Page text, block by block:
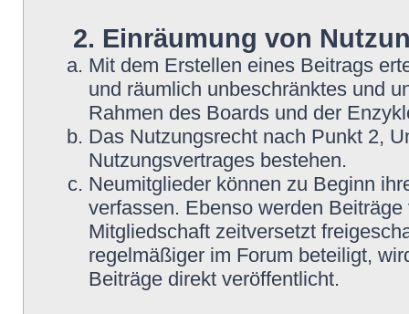
2. Einräumung von
Mit dem Erstellen eines Beitrags
und räumlich unbeschränktes und
Rahmen des Boards und der
Das Nutzungsrecht nach Punkt 2,
Nutzungsvertrages bestehen.
Neumitglieder können zu Beginn
verfassen. Ebenso werden
Mitgliedschaft zeitversetzt
regelmäßiger im Forum beteiligt,
Beiträge direkt veröffentlicht.